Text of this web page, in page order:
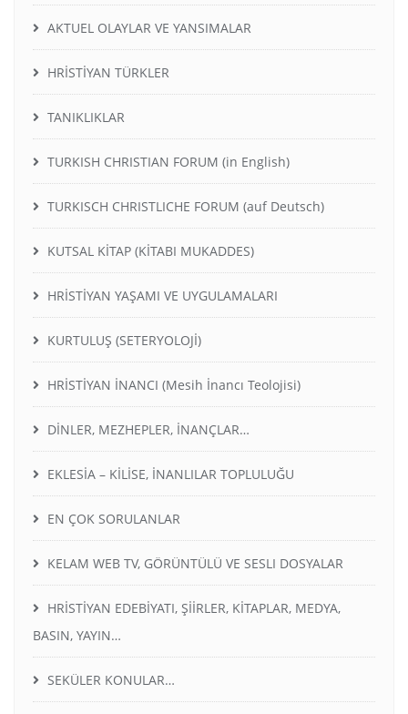
AKTUEL OLAYLAR VE YANSIMALAR
HRİSTİYAN TÜRKLER
TANIKLIKLAR
TURKISH CHRISTIAN FORUM (in English)
TURKISCH CHRISTLICHE FORUM (auf Deutsch)
KUTSAL KİTAP (KİTABI MUKADDES)
HRİSTİYAN YAŞAMI VE UYGULAMALARI
KURTULUŞ (SETERYOLOJİ)
HRİSTİYAN İNANCI (Mesih İnancı Teolojisi)
DİNLER, MEZHEPLER, İNANÇLAR…
EKLESİA – KİLİSE, İNANLILAR TOPLULUĞU
EN ÇOK SORULANLAR
KELAM WEB TV, GÖRÜNTÜLÜ VE SESLI DOSYALAR
HRİSTİYAN EDEBİYATI, ŞİİRLER, KİTAPLAR, MEDYA,
BASIN, YAYIN…
SEKÜLER KONULAR…